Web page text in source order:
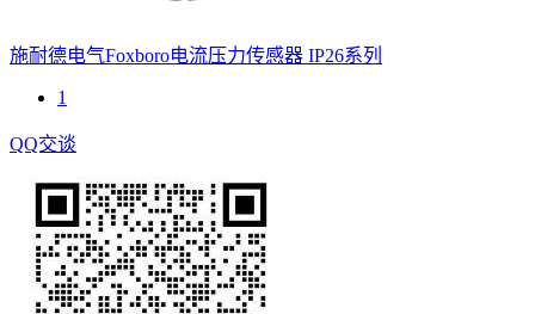
施耐德电气Foxboro电流压力传感器 IP26系列
1
QQ交谈